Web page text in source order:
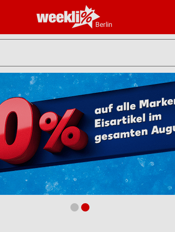
Berlin